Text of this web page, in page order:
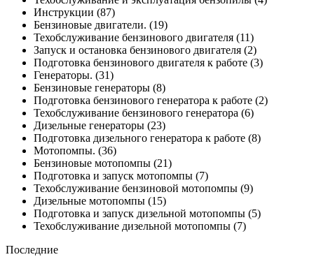
Инструкции (87)
Бензиновые двигатели. (19)
Техобслуживание бензинового двигателя (11)
Запуск и остановка бензинового двигателя (2)
Подготовка бензинового двигателя к работе (3)
Генераторы. (31)
Бензиновые генераторы (8)
Подготовка бензинового генератора к работе (2)
Техобслуживание бензинового генератора (6)
Дизельные генераторы (23)
Подготовка дизельного генератора к работе (8)
Мотопомпы. (36)
Бензиновые мотопомпы (21)
Подготовка и запуск мотопомпы (7)
Техобслуживание бензиновой мотопомпы (9)
Дизельные мотопомпы (15)
Подготовка и запуск дизельной мотопомпы (5)
Техобслуживание дизельной мотопомпы (7)
Последние